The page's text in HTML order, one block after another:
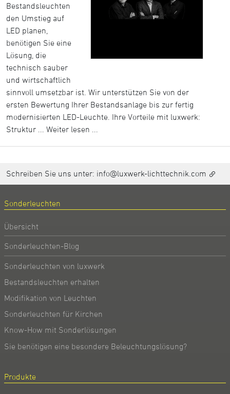
Bestandsleuchten
den Umstieg auf
LED planen,
benötigen Sie eine
Lösung, die
technisch sauber
und wirtschaftlich
sinnvoll umsetzbar ist. Wir unterstützen Sie von der
ersten Bewertung Ihrer Bestandsanlage bis zur fertig
modernisierten LED-Leuchte. Ihre Vorteile mit luxwerk:
Struktur ... Weiter lesen ...
Schreiben Sie uns unter: info@luxwerk-lichttechnik.com
Sonderleuchten
Übersicht
Sonderleuchten-Blog
Sonderleuchten von luxwerk
Bestandsleuchten erhalten
Modifikation von Leuchten
Sonderleuchten für Kirchen
Know-How mit Sonderlösungen
Sie benötigen eine besondere Beleuchtungslösung?
Produkte